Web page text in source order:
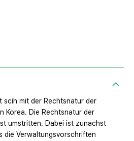
scih mit der Rechtsnatur der
Korea. Die Rechtsnatur der
umstritten. Dabei ist zunachst
die Verwaltungsvorschriften